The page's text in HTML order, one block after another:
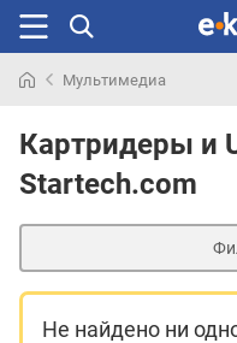
раньше
Мультимедиа
Картридеры и
Startech.com
Не найдено ни